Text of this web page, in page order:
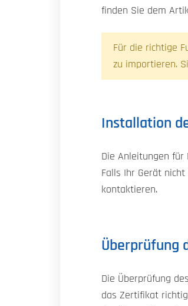
finden Sie dem
Für die richtige
zu importieren.
Installation
Die Anleitungen für
Falls Ihr Gerät
kontaktieren.
Überprüfung
Die Überprüfung
das Zertifikat